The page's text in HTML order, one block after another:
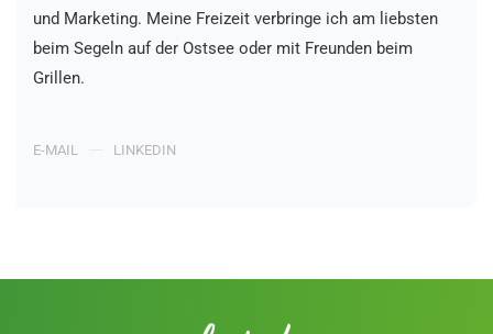
und Marketing. Meine Freizeit verbringe ich am liebsten
beim Segeln auf der Ostsee oder mit Freunden beim
Grillen.
E-MAIL LINKEDIN